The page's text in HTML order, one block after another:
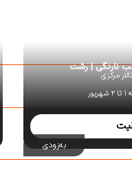
نارنگی | رشت
تالار مرکزی
به‌زودی